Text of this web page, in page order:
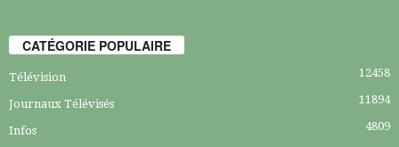
CATÉGORIE POPULAIRE
Télévision 12458
Journaux Télévisés 11894
Infos
4809